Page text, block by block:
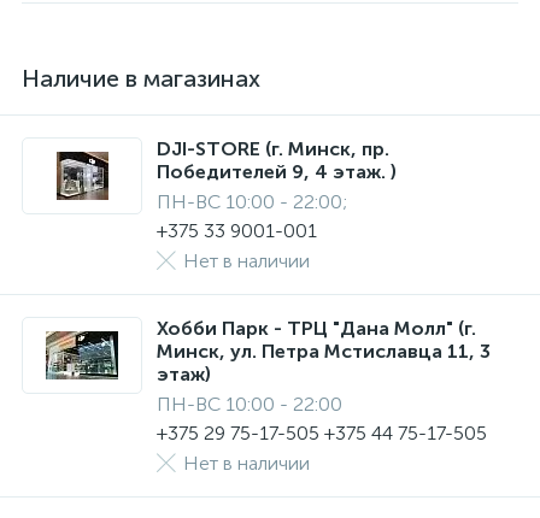
Наличие в магазинах
DJI-STORE (г. Минск, пр.
Победителей 9, 4 этаж. )
ПН-ВС 10:00 - 22:00;
+375 33 9001-001
Нет в наличии
Хобби Парк - ТРЦ "Дана Молл" (г.
Минск, ул. Петра Мстиславца 11, 3
этаж)
ПН-ВС 10:00 - 22:00
+375 29 75-17-505 +375 44 75-17-505
Нет в наличии